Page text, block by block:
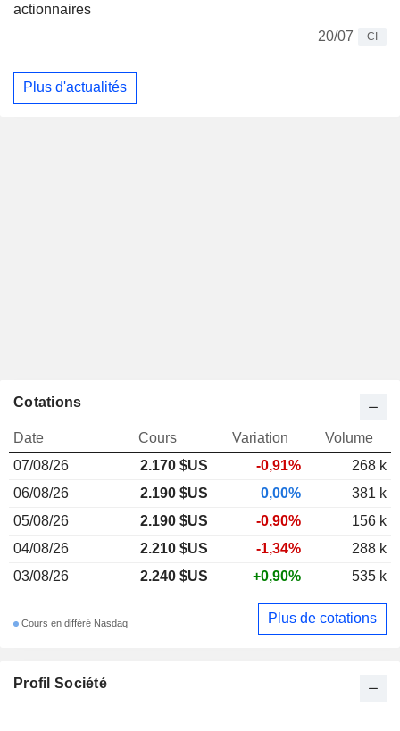
actionnaires
20/07
CI
Plus d'actualités
Profil Société
Cotations
Date Cours Variation
Volume
07/08/26
2.170 $US -0,91%
268 k
06/08/26
2.190 $US 0,00%
381 k
05/08/26
2.190 $US -0,90%
156 k
04/08/26
2.210 $US -1,34%
288 k
03/08/26
2.240 $US +0,90% 535 k
Cours en différé Nasdaq Plus de cotations